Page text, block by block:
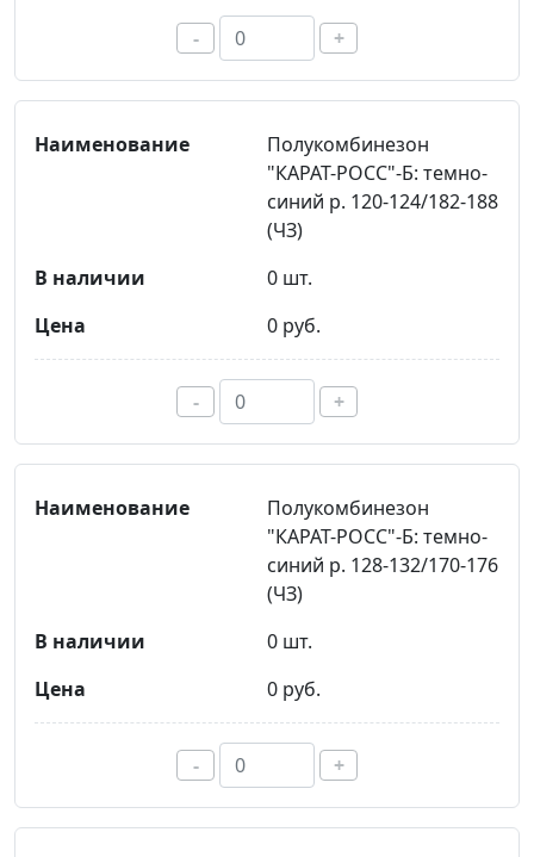
- +
Полукомбинезон
"КАРАТ-РОСС"-Б: темно-
синий р. 120-124/182-188
(ЧЗ)
0 шт.
0 руб.
- +
Полукомбинезон
"КАРАТ-РОСС"-Б: темно-
синий р. 128-132/170-176
(ЧЗ)
0 шт.
0 руб.
- +